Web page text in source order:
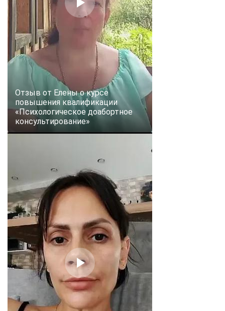
Отзыв от Елены о курсе
повышения квалификации
«Психологическое доабортное
консультирование»